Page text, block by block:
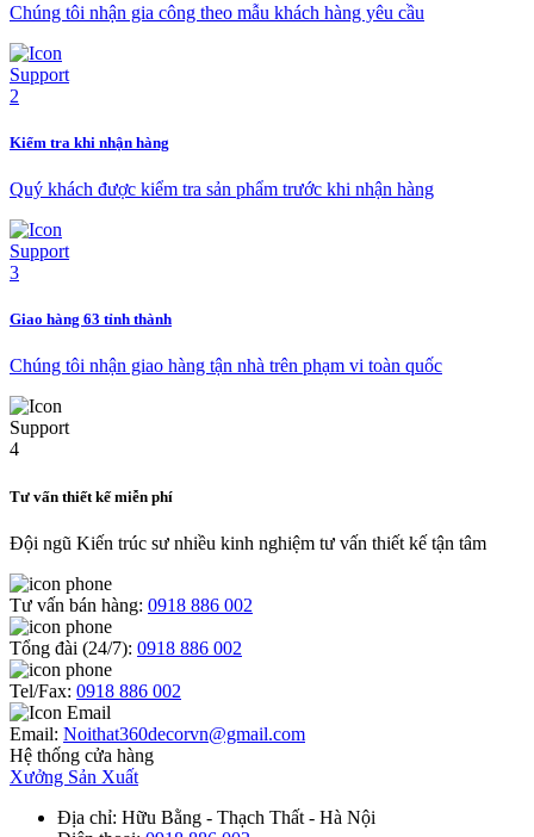
Chúng tôi nhận gia công theo mẫu khách hàng yêu cầu
Kiểm tra khi nhận hàng
Quý khách được kiểm tra sản phẩm trước khi nhận hàng
Giao hàng 63 tỉnh thành
Chúng tôi nhận giao hàng tận nhà trên phạm vi toàn quốc
Tư vấn thiết kế miễn phí
Đội ngũ Kiến trúc sư nhiều kinh nghiệm tư vấn thiết kế tận tâm
Tư vấn bán hàng: 0918 886 002
Tổng đài (24/7): 0918 886 002
Tel/Fax: 0918 886 002
Email: Noithat360decorvn@gmail.com
Hệ thống cửa hàng
Xưởng Sản Xuất
Địa chỉ: Hữu Bằng - Thạch Thất - Hà Nội